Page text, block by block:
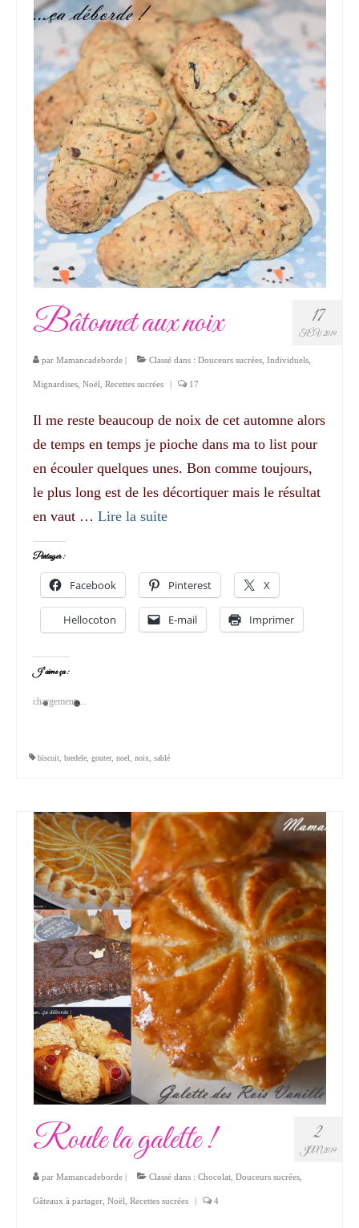
17
FÉV 2019
Bâtonnet aux noix
par Mamancadeborde | Classé dans : Douceurs sucrées Individuels
Mignardises Noël Recettes sucrées | 17
Il me reste beaucoup de noix de cet automne alors
de temps en temps je pioche dans ma to list pour
en écouler quelques unes. Bon comme toujours,
le plus long est de les décortiquer mais le résultat
en vaut … Lire la suite­­
Partager :
Facebook Pinterest X
Hellocoton E-mail Imprimer
J’aime ça :
chargement…
biscuit bredele gouter, noel noix sablé
2
JAN 2019
Roule la galette !
par Mamancadeborde | Classé dans : Chocolat Douceurs sucrées
Gâteaux à partager Noël Recettes sucrées | 4